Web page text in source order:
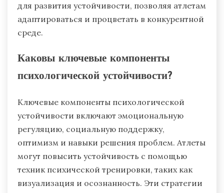
для развития устойчивости, позволяя атлетам
адаптироваться и процветать в конкурентной
среде.
Каковы ключевые компоненты
психологической устойчивости?
Ключевые компоненты психологической
устойчивости включают эмоциональную
регуляцию, социальную поддержку,
оптимизм и навыки решения проблем. Атлеты
могут повысить устойчивость с помощью
техник психической тренировки, таких как
визуализация и осознанность. Эти стратегии